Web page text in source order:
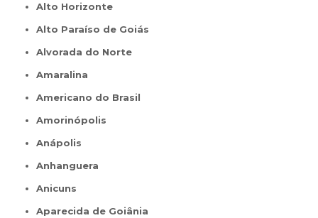
Alto Horizonte
Alto Paraíso de Goiás
Alvorada do Norte
Amaralina
Americano do Brasil
Amorinópolis
Anápolis
Anhanguera
Anicuns
Aparecida de Goiânia